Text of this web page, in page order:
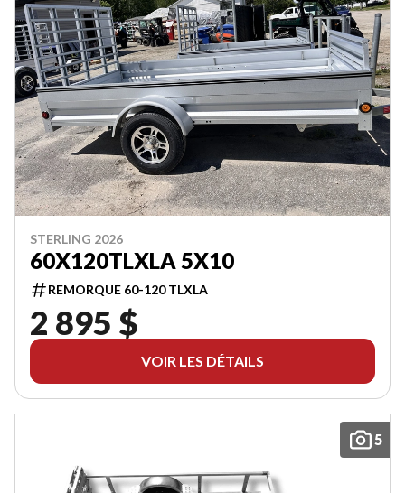
STERLING 2026
60X120TLXLA 5X10
REMORQUE 60-120 TLXLA
2 895 $
VOIR LES DÉTAILS
5